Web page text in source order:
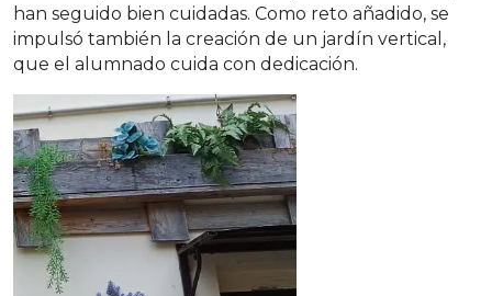
han seguido bien cuidadas. Como reto añadido, se
impulsó también la creación de un jardín vertical,
que el alumnado cuida con dedicación.